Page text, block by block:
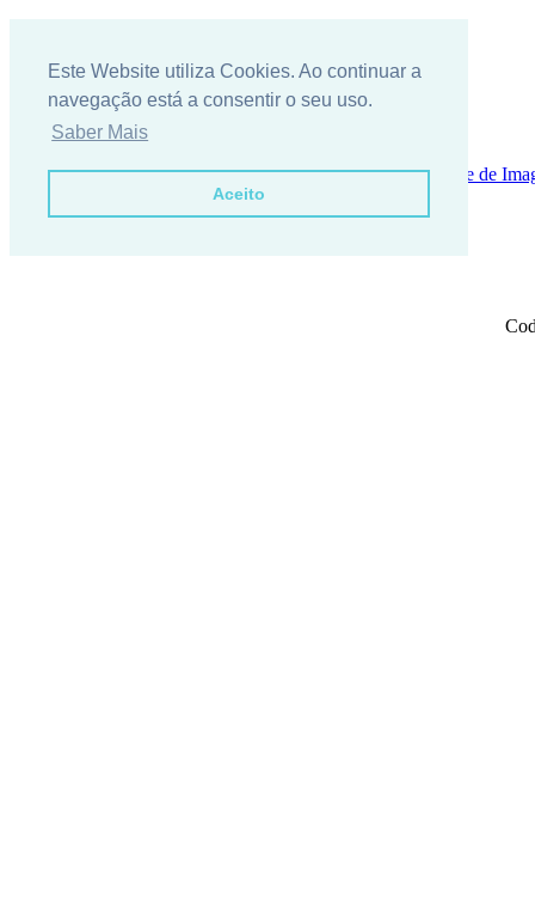
Este Website utiliza Cookies. Ao continuar a
navegação está a consentir o seu uso.
Saber Mais
Aceito
Cine suntem noi? {m_locecon} Cerere de informaţii Galerie de